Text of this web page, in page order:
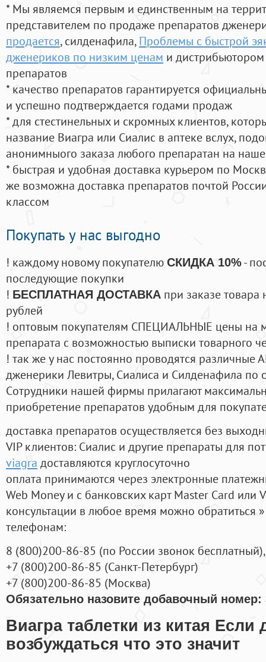
* Мы являемся первым и единственным на
представителем по продаже препаратов
продается, силденафила, Проблемы с быстрой
дженериков по низким ценам и дистрибьютором
препаратов
* качество препаратов гарантируется
и успешно подтверждается годами продаж
* для стестинельных и скромных клиентов,
название Виагра или Сиалис в аптеке вслух,
анонимныого заказа любого препаратан на
* быстрая и удобная доставка курьером по
же возможна доставка препаратов почтой
классом
Покупать у нас выгодно
! каждому новому покупателю СКИДКА 10%-
последующие покупки
! БЕСПЛАТНАЯ ДОСТАВКА при заказе
рублей
! оптовым покупателям СПЕЦИАЛЬНЫЕ цены на
препарата с возможностью выписки товарного
! так же у нас постоянно проводятся
дженерики Левитры, Сиалиса и Силденафила по
Cотрудники нашей фирмы прилагают
приобретение препаратов удобным для
доставка препаратов осуществляется без
VIP клиентов: Сиалис и другие препараты для
viagra доставляются круглосуточно
оплата принимаются через электронные
Web Money и с банковских карт Master Card или
консультации в любое время можно обратиться
телефонам:
8 (800)200-86-85 (по России звонок бесплатный),
+7 (800)200-86-85 (Санкт-Петербург)
+7 (800)200-86-85 (Москва)
Обязательно назовите добавочный номер:
Виагра таблетки из китая Если
возбуждаться что это значит